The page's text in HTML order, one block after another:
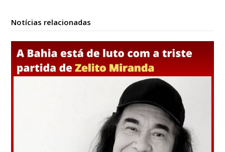
Notícias relacionadas